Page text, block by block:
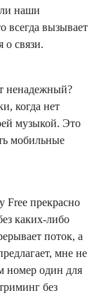
наши
всегда вызывает
о связи.
ненадежный?
когда нет
музыкой. Это
мобильные
Free прекрасно
каких-либо
поток, а
мне не
номер один для
без